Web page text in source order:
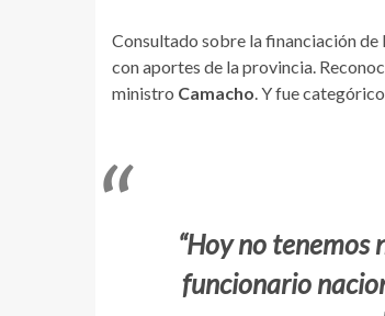
Consultado sobre la financiación
con aportes de la provincia.
ministro Camacho. Y fue
“Hoy no
funcionario